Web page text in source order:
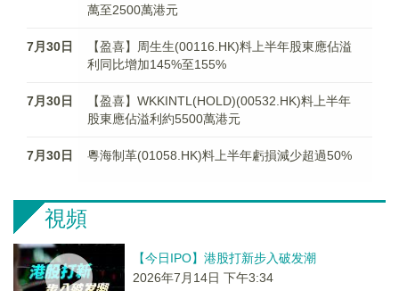
萬至2500萬港元
7月30日
【盈喜】周生生(00116.HK)料上半年股東應佔溢
利同比增加145%至155%
7月30日
【盈喜】WKKINTL(HOLD)(00532.HK)料上半年
股東應佔溢利約5500萬港元
7月30日 粵海制革(01058.HK)料上半年虧損減少超過50%
視頻
【今日IPO】港股打新步入破发潮
2026年7月14日 下午3:34